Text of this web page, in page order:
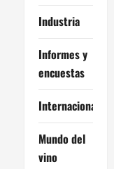
Industria
Informes y
encuestas
Internacional
Mundo del
vino